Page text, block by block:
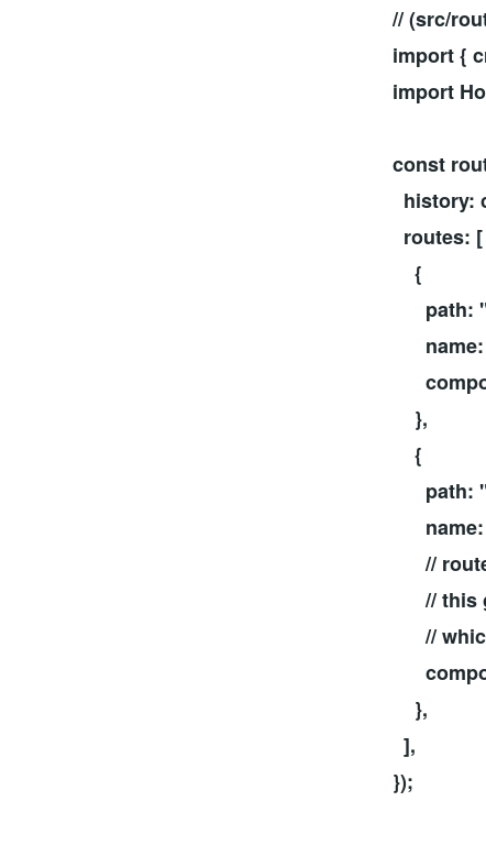
// (src/
import {
import
const
history:
routes: [
{
path:
name:
},
{
path:
name:
// route
// this
//
},
],
});